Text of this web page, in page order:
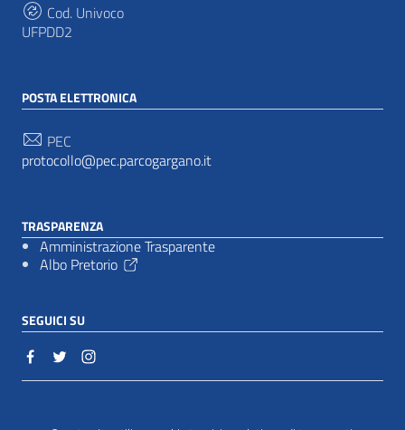
Cod. Univoco
UFPDD2
POSTA ELETTRONICA
PEC
protocollo@pec.parcogargano.it
TRASPARENZA
Amministrazione Trasparente
Albo Pretorio
SEGUICI SU